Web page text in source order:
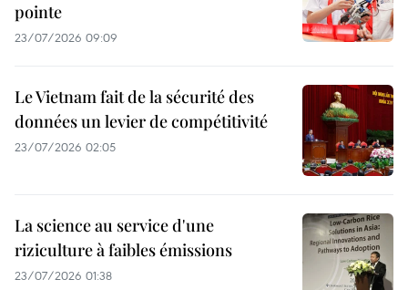
pointe
23/07/2026 09:09
Le Vietnam fait de la sécurité des
données un levier de compétitivité
23/07/2026 02:05
La science au service d'une
riziculture à faibles émissions
23/07/2026 01:38